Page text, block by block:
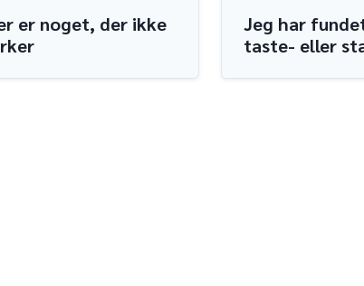
er noget, der ikke
Jeg har
taste- eller